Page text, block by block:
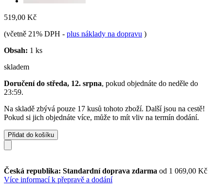
519,00 Kč
(včetně 21% DPH - plus náklady na dopravu )
Obsah: 1 ks
skladem
Doručení do středa, 12. srpna, pokud objednáte do neděle do
23:59.
Na skladě zbývá pouze 17 kusů tohoto zboží. Další jsou na cestě!
Pokud si jich objednáte více, může to mít vliv na termín dodání.
Přidat do košíku
Česká republika: Standardní doprava zdarma od 1 069,00 Kč
Více informací k přepravě a dodání